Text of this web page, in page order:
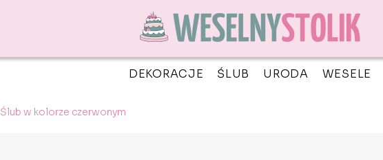
DEKORACJE ŚLUB URODA WESELE
Ślub w kolorze czerwonym